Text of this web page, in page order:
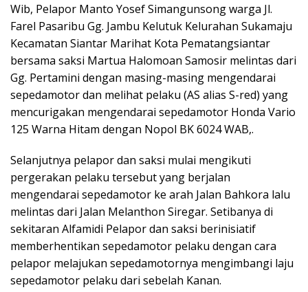
Wib, Pelapor Manto Yosef Simangunsong warga Jl.
Farel Pasaribu Gg. Jambu Kelutuk Kelurahan Sukamaju
Kecamatan Siantar Marihat Kota Pematangsiantar
bersama saksi Martua Halomoan Samosir melintas dari
Gg. Pertamini dengan masing-masing mengendarai
sepedamotor dan melihat pelaku (AS alias S-red) yang
mencurigakan mengendarai sepedamotor Honda Vario
125 Warna Hitam dengan Nopol BK 6024 WAB,.
Selanjutnya pelapor dan saksi mulai mengikuti
pergerakan pelaku tersebut yang berjalan
mengendarai sepedamotor ke arah Jalan Bahkora lalu
melintas dari Jalan Melanthon Siregar. Setibanya di
sekitaran Alfamidi Pelapor dan saksi berinisiatif
memberhentikan sepedamotor pelaku dengan cara
pelapor melajukan sepedamotornya mengimbangi laju
sepedamotor pelaku dari sebelah Kanan.